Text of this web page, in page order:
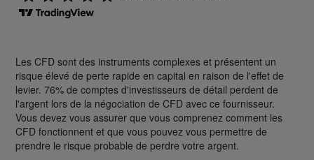
Les CFD sont des instruments complexes et présentent un
risque élevé de perte rapide en capital en raison de l'effet de
levier. 76% de comptes d'investisseurs de détail perdent de
l'argent lors de la négociation de CFD avec ce fournisseur.
Vous devez vous assurer que vous comprenez comment les
CFD fonctionnent et que vous pouvez vous permettre de
prendre le risque probable de perdre votre argent.